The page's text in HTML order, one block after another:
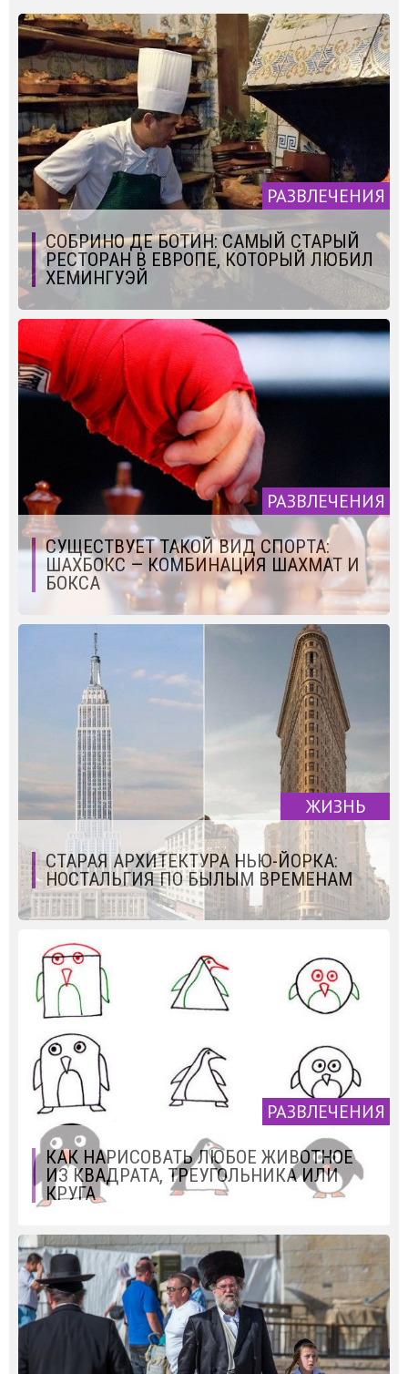
РАЗВЛЕЧЕНИЯ
СОБРИНО ДЕ БОТИН: САМЫЙ СТАРЫЙ
РЕСТОРАН В ЕВРОПЕ, КОТОРЫЙ ЛЮБИЛ
ХЕМИНГУЭЙ
РАЗВЛЕЧЕНИЯ
СУЩЕСТВУЕТ ТАКОЙ ВИД СПОРТА:
ШАХБОКС — КОМБИНАЦИЯ ШАХМАТ И
БОКСА
ЖИЗНЬ
СТАРАЯ АРХИТЕКТУРА НЬЮ-ЙОРКА:
НОСТАЛЬГИЯ ПО БЫЛЫМ ВРЕМЕНАМ
РАЗВЛЕЧЕНИЯ
КАК НАРИСОВАТЬ ЛЮБОЕ ЖИВОТНОЕ
ИЗ КВАДРАТА, ТРЕУГОЛЬНИКА ИЛИ
КРУГА